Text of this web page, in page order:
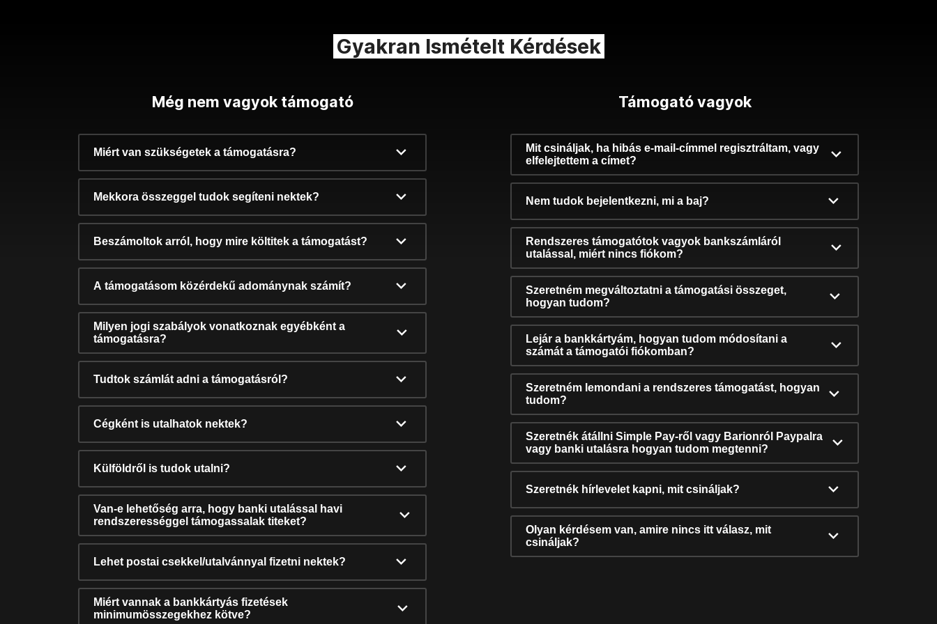
Gyakran Ismételt Kérdések
Még nem vagyok támogató
Miért van szükségetek a támogatásra?
Mekkora összeggel tudok segíteni nektek?
Beszámoltok arról, hogy mire költitek a támogatást?
A támogatásom közérdekű adománynak számít?
Milyen jogi szabályok vonatkoznak egyébként a
támogatásra?
Tudtok számlát adni a támogatásról?
Cégként is utalhatok nektek?
Külföldről is tudok utalni?
Van-e lehetőség arra, hogy banki utalással havi
rendszerességgel támogassalak titeket?
Lehet postai csekkel/utalvánnyal fizetni nektek?
Miért vannak a bankkártyás fizetések
minimumösszegekhez kötve?
Támogató vagyok
Mit csináljak, ha hibás e-mail-címmel regisztráltam, vagy
elfelejtettem a címet?
Nem tudok bejelentkezni, mi a baj?
Rendszeres támogatótok vagyok bankszámláról
utalással, miért nincs fiókom?
Szeretném megváltoztatni a támogatási összeget,
hogyan tudom?
Lejár a bankkártyám, hogyan tudom módosítani a
számát a támogatói fiókomban?
Szeretném lemondani a rendszeres támogatást, hogyan
tudom?
Szeretnék átállni Simple Pay-ről vagy Barionról Paypalra
vagy banki utalásra hogyan tudom megtenni?
Szeretnék hírlevelet kapni, mit csináljak?
Olyan kérdésem van, amire nincs itt válasz, mit
csináljak?